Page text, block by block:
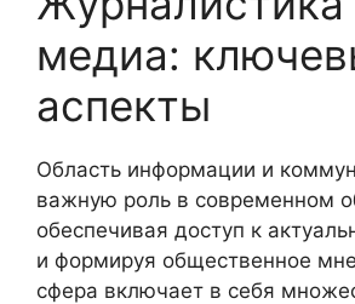
медиа:
аспекты
Область информации и
важную роль в современном
обеспечивая доступ к
и формируя общественное
сфера включает в себя